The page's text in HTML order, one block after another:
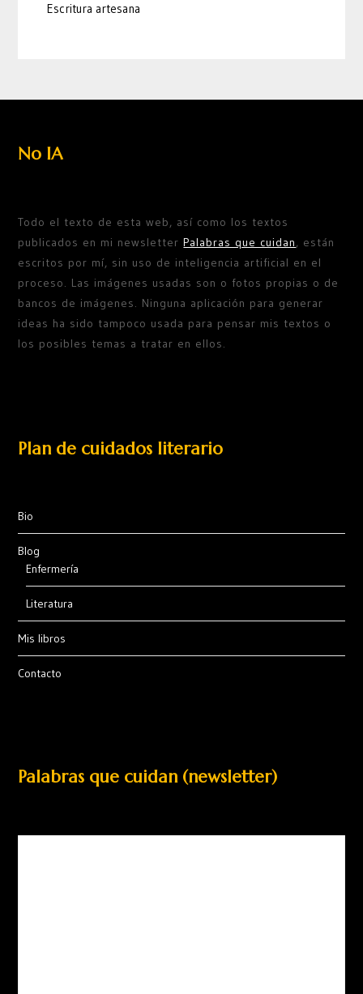
Escritura artesana
No IA
Todo el texto de esta web, así como los textos
publicados en mi newsletterPalabras que cuidan, están
escritos por mí, sin uso de inteligencia artificial en el
proceso. Las imágenes usadas son o fotos propias o de
bancos de imágenes. Ninguna aplicación para generar
ideas ha sido tampoco usada para pensar mis textos o
los posibles temas a tratar en ellos.
Plan de cuidados literario
Bio
Blog
Enfermería
Literatura
Mis libros
Contacto
Palabras que cuidan (newsletter)